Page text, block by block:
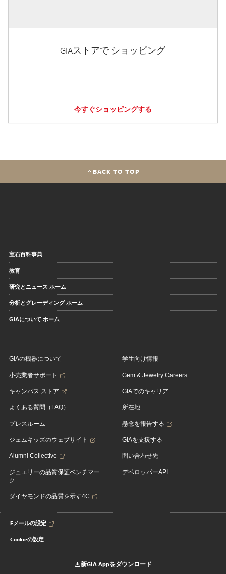
GIAストアで ショッピング
今すぐショッピングする
BACK TO TOP
宝石百科事典
教育
研究とニュース ホーム
分析とグレーディング ホーム
GIAについて ホーム
GIAの機器について
小売業者サポート
キャンパス ストア
よくある質問（FAQ）
プレスルーム
ジェムキッズのウェブサイト
Alumni Collective
ジュエリーの品質保証ベンチマー
ク
ダイヤモンドの品質を示す4C
学生向け情報
Gem & Jewelry Careers
GIAでのキャリア
所在地
懸念を報告する
GIAを支援する
問い合わせ先
デベロッパーAPI
Eメールの設定
Cookieの設定
新GIA Appをダウンロード